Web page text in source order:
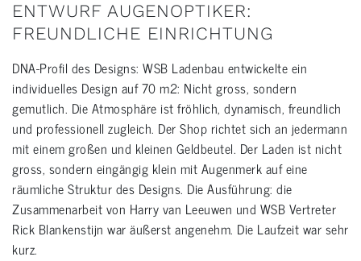
ENTWURF AUGENOPTIKER:
FREUNDLICHE EINRICHTUNG
DNA-Profil des Designs: WSB Ladenbau entwickelte ein
individuelles Design auf 70 m2: Nicht gross, sondern
gemutlich. Die Atmosphäre ist fröhlich, dynamisch, freundlich
und professionell zugleich. Der Shop richtet sich an jedermann
mit einem großen und kleinen Geldbeutel. Der Laden ist nicht
gross, sondern eingängig klein mit Augenmerk auf eine
räumliche Struktur des Designs. Die Ausführung: die
Zusammenarbeit von Harry van Leeuwen und WSB Vertreter
Rick Blankenstijn war äußerst angenehm. Die Laufzeit war sehr
kurz.